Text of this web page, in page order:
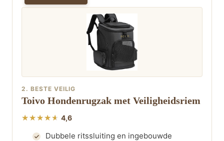
2. BESTE VEILIG
Toivo Hondenrugzak met Veiligheidsriem
4,6
Dubbele ritssluiting en ingebouwde